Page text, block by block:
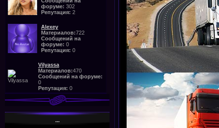
форуме: 302
Репутация: 2
Alexey
Материалов:722
Сообщений на
форуме: 0
Репутация: 0
Vilyassa
Материалов:470
Сообщений на форуме:
0
Репутация: 0
...